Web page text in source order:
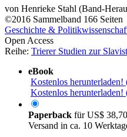
von Henrieke Stahl (Band-
©2016 Sammelband 166 Seiten
Geschichte &
Open Access
Reihe: Trierer Studien zur
eBook
Kostenlos herunterladen!
Kostenlos herunterladen!
Paperback fürUS$ 38,70
Versand in ca. 10